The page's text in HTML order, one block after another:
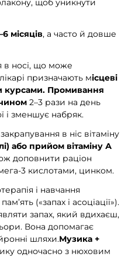
щоб уникнути
місяців, а часто й довше
в носі, що може
призначають місцеві
курсами. Промивання
2–3 рази на день
і зменшує набряк.
в ніс вітаміну
або прийом вітаміну А
доповнити раціон
3 кислотами, цинком.
і навчання
(«запах і асоціації»).
запах, який вдихаєш,
Вона допомагає
шляхи.Музика +
одночасно з нюховим